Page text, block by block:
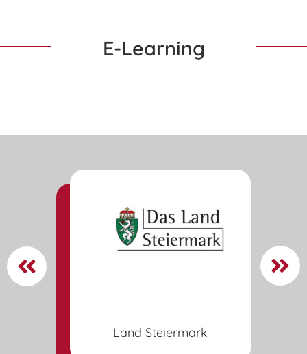
E-Learning
Land Steiermark